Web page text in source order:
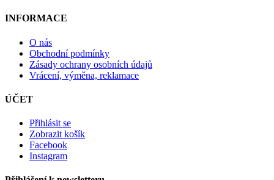
INFORMACE
O nás
Obchodní podmínky
Zásady ochrany osobních údajů
Vrácení, výměna, reklamace
ÚČET
Přihlásit se
Zobrazit košík
Facebook
Instagram